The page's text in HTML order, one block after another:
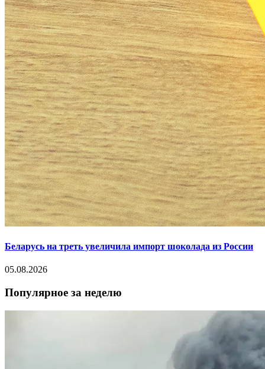
Беларусь на треть увеличила импорт шоколада из России
05.08.2026
Популярное за неделю